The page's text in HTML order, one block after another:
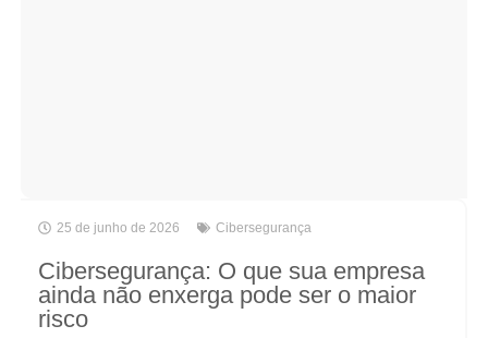
25 de junho de 2026 Cibersegurança
Cibersegurança: O que sua empresa
ainda não enxerga pode ser o maior
risco